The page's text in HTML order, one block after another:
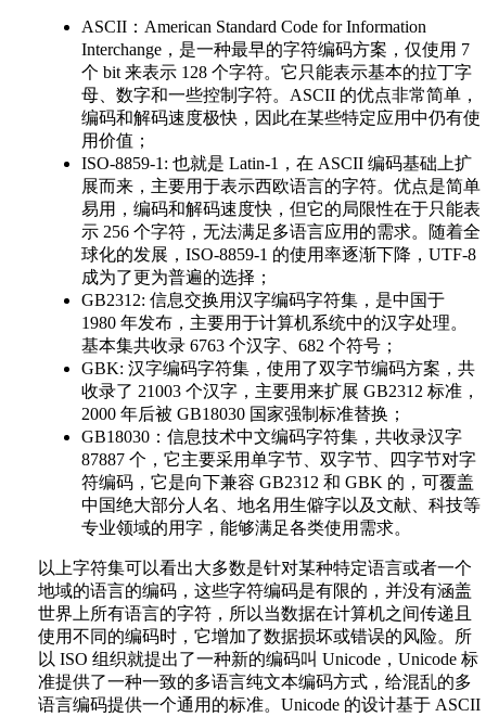
ASCII：American Standard Code for Information
Interchange，是一种最早的字符编码方案，仅使用 7
个 bit 来表示 128 个字符。它只能表示基本的拉丁字
母、数字和一些控制字符。ASCII 的优点非常简单，
编码和解码速度极快，因此在某些特定应用中仍有使
用价值；
ISO-8859-1: 也就是 Latin-1，在 ASCII 编码基础上扩
展而来，主要用于表示西欧语言的字符。优点是简单
易用，编码和解码速度快，但它的局限性在于只能表
示 256 个字符，无法满足多语言应用的需求。随着全
球化的发展，ISO-8859-1 的使用率逐渐下降，UTF-8
成为了更为普遍的选择；
GB2312: 信息交换用汉字编码字符集，是中国于
1980 年发布，主要用于计算机系统中的汉字处理。
基本集共收录 6763 个汉字、682 个符号；
GBK: 汉字编码字符集，使用了双字节编码方案，共
收录了 21003 个汉字，主要用来扩展 GB2312 标准，
2000 年后被 GB18030 国家强制标准替换；
GB18030：信息技术中文编码字符集，共收录汉字
87887 个，它主要采用单字节、双字节、四字节对字
符编码，它是向下兼容 GB2312 和 GBK 的，可覆盖
中国绝大部分人名、地名用生僻字以及文献、科技等
专业领域的用字，能够满足各类使用需求。
以上字符集可以看出大多数是针对某种特定语言或者一个
地域的语言的编码，这些字符编码是有限的，并没有涵盖
世界上所有语言的字符，所以当数据在计算机之间传递且
使用不同的编码时，它增加了数据损坏或错误的风险。所
以 ISO 组织就提出了一种新的编码叫 Unicode，Unicode 标
准提供了一种一致的多语言纯文本编码方式，给混乱的多
语言编码提供一个通用的标准。Unicode 的设计基于 ASCII